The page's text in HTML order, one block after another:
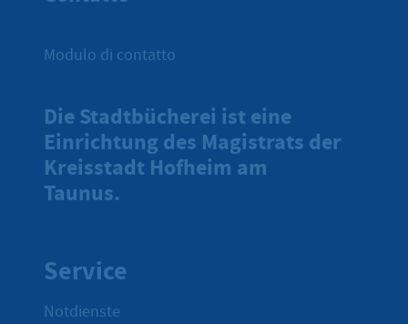
Modulo di contatto
Die Stadtbücherei ist eine
Einrichtung des Magistrats der
Kreisstadt Hofheim am
Taunus.
Service
Notdienste